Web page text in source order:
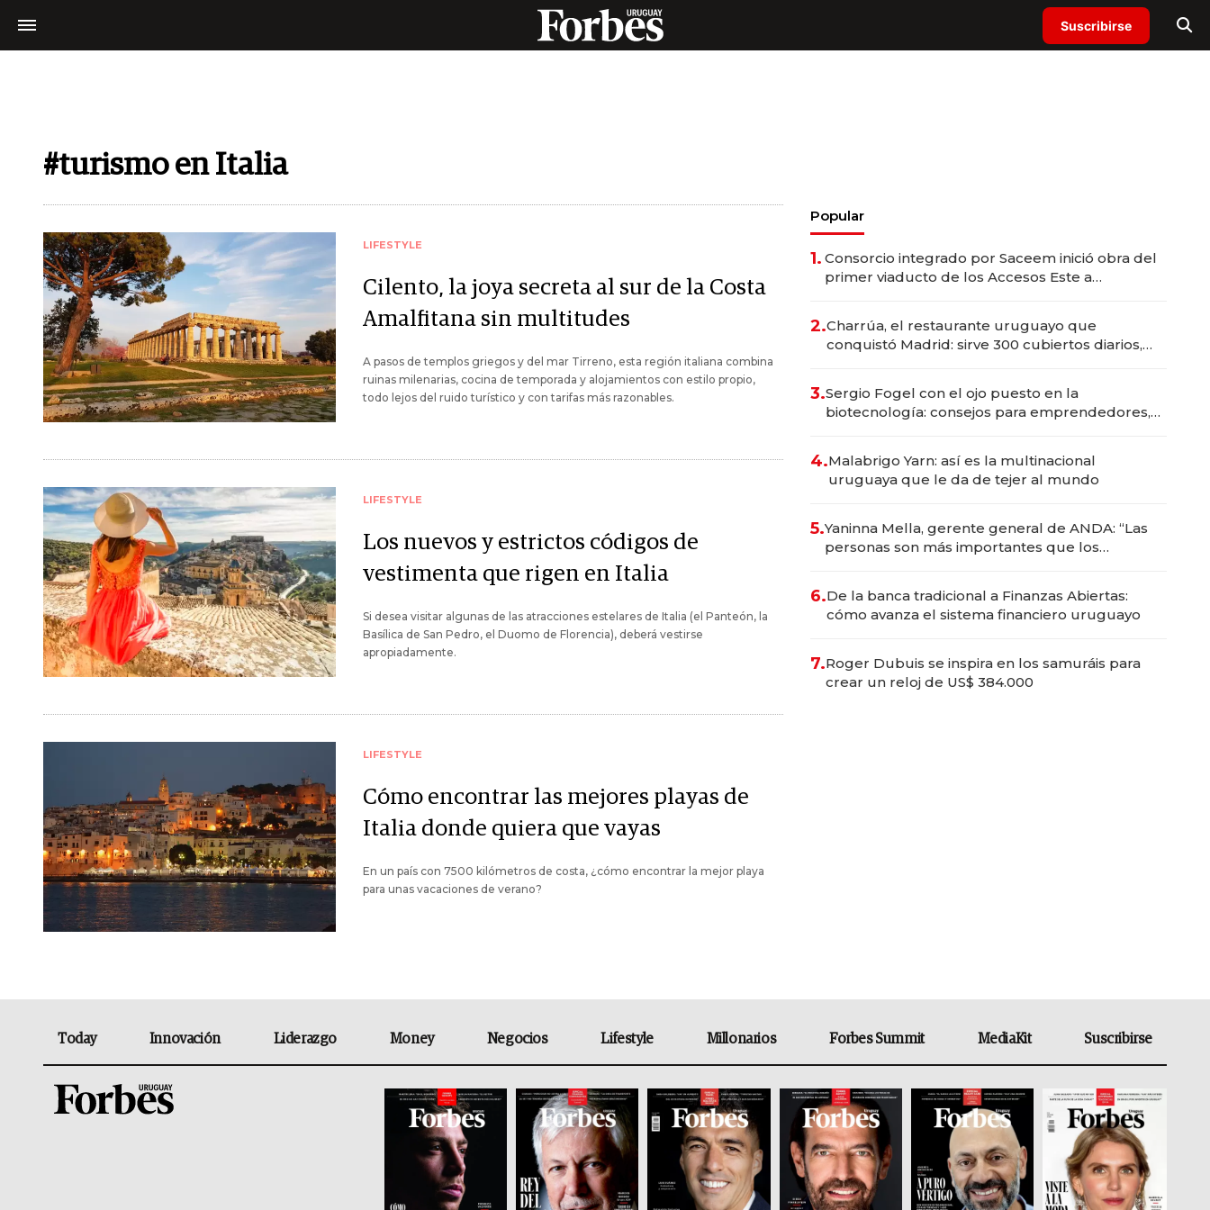
Suscribirse
#turismo en Italia
LIFESTYLE
Cilento, la joya secreta al sur de la Costa
Amalfitana sin multitudes
A pasos de templos griegos y del mar Tirreno, esta región italiana combina
ruinas milenarias, cocina de temporada y alojamientos con estilo propio,
todo lejos del ruido turístico y con tarifas más razonables.
LIFESTYLE
Los nuevos y estrictos códigos de
vestimenta que rigen en Italia
Si desea visitar algunas de las atracciones estelares de Italia (el Panteón, la
Basílica de San Pedro, el Duomo de Florencia), deberá vestirse
apropiadamente.
LIFESTYLE
Cómo encontrar las mejores playas de
Italia donde quiera que vayas
En un país con 7500 kilómetros de costa, ¿cómo encontrar la mejor playa
para unas vacaciones de verano?
Popular
1. Consorcio integrado por Saceem inició obra del
primer viaducto de los Accesos Este a
2.Charrúa, el restaurante uruguayo que
conquistó Madrid: sirve 300 cubiertos diarios,
3.Sergio Fogel con el ojo puesto en la
biotecnología: consejos para emprendedores,
4.Malabrigo Yarn: así es la multinacional
uruguaya que le da de tejer al mundo
5.Yaninna Mella, gerente general de ANDA: “Las
personas son más importantes que los
6.De la banca tradicional a Finanzas Abiertas:
cómo avanza el sistema financiero uruguayo
7.Roger Dubuis se inspira en los samuráis para
crear un reloj de US$ 384.000
Today Innovación Liderazgo Money Negocios Lifestyle Millonarios Forbes Summit MediaKit Suscribirse